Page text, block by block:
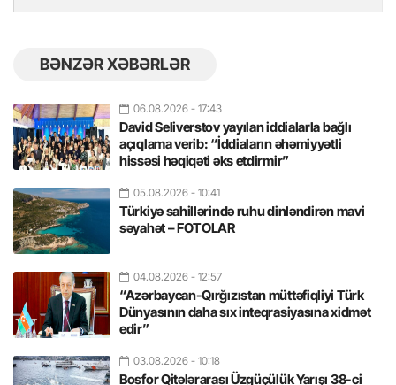
BƏNZƏR XƏBƏRLƏR
06.08.2026 - 17:43
David Seliverstov yayılan iddialarla bağlı
açıqlama verib: “İddiaların əhəmiyyətli
hissəsi həqiqəti əks etdirmir”
05.08.2026 - 10:41
Türkiyə sahillərində ruhu dinləndirən mavi
səyahət – FOTOLAR
04.08.2026 - 12:57
“Azərbaycan-Qırğızıstan müttəfiqliyi Türk
Dünyasının daha sıx inteqrasiyasına xidmət
edir”
03.08.2026 - 10:18
Bosfor Qitələrarası Üzgüçülük Yarışı 38-ci